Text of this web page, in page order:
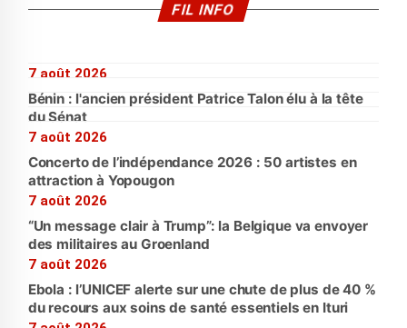
FIL INFO
7 août 2026
Bénin : l'ancien président Patrice Talon élu à la tête
du Sénat
7 août 2026
Concerto de l’indépendance 2026 : 50 artistes en
attraction à Yopougon
7 août 2026
“Un message clair à Trump”: la Belgique va envoyer
des militaires au Groenland
7 août 2026
Ebola : l’UNICEF alerte sur une chute de plus de 40 %
du recours aux soins de santé essentiels en Ituri